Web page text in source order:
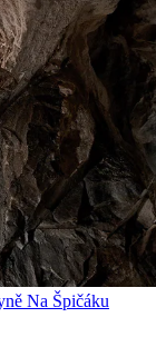
Na Špičáku